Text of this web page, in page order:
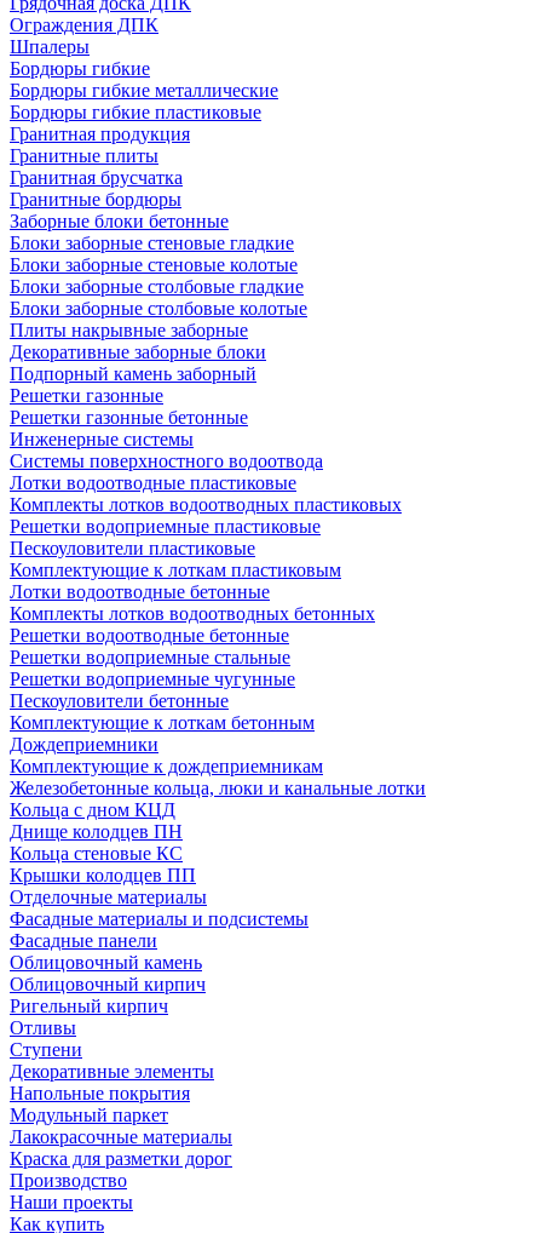
Ограждения ДПК
Шпалеры
Бордюры гибкие
Бордюры гибкие металлические
Бордюры гибкие пластиковые
Гранитная продукция
Гранитные плиты
Гранитная брусчатка
Гранитные бордюры
Заборные блоки бетонные
Блоки заборные стеновые гладкие
Блоки заборные стеновые колотые
Блоки заборные столбовые гладкие
Блоки заборные столбовые колотые
Плиты накрывные заборные
Декоративные заборные блоки
Подпорный камень заборный
Решетки газонные
Решетки газонные бетонные
Инженерные системы
Системы поверхностного водоотвода
Лотки водоотводные пластиковые
Комплекты лотков водоотводных пластиковых
Решетки водоприемные пластиковые
Пескоуловители пластиковые
Комплектующие к лоткам пластиковым
Лотки водоотводные бетонные
Комплекты лотков водоотводных бетонных
Решетки водоотводные бетонные
Решетки водоприемные стальные
Решетки водоприемные чугунные
Пескоуловители бетонные
Комплектующие к лоткам бетонным
Дождеприемники
Комплектующие к дождеприемникам
Железобетонные кольца, люки и канальные лотки
Кольца с дном КЦД
Днище колодцев ПН
Кольца стеновые КС
Крышки колодцев ПП
Отделочные материалы
Фасадные материалы и подсистемы
Фасадные панели
Облицовочный камень
Облицовочный кирпич
Ригельный кирпич
Отливы
Ступени
Декоративные элементы
Напольные покрытия
Модульный паркет
Лакокрасочные материалы
Краска для разметки дорог
Производство
Наши проекты
Как купить